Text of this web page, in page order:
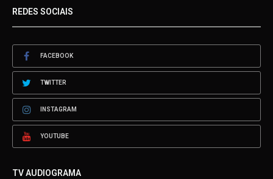
REDES SOCIAIS
FACEBOOK
TWITTER
INSTAGRAM
YOUTUBE
TV AUDIOGRAMA